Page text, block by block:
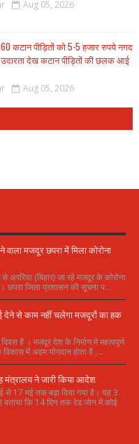
Aug 05, 2026
60 कटान पीड़ितों को 5-5 हजार रुपये नगद
देख कटान पीड़ितों की छलक आई
Aug 05, 2026
मजदूर छपरा में मिला कोरोना
अररिया (बिहार) जा रहे मजदूर के कोरोना
छपरा जिला प्रशासन की सूचना प...
देने से काम नहीं चलेगा मजदूरों का हक
है । मजदूर देश के निर्माण में महत्वपूर्ण
में अहम योगदान होता है ,...
मंत्रालय ने जारी किया आदेश
से 17 मई तक बढ़ा दिया गया है। यह 3
बताया कि 14 दिन तक रेड जोन में कोई